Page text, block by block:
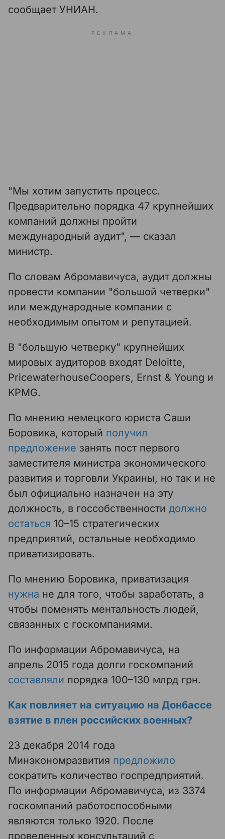
сообщает УНИАН.
РЕКЛАМА
"Мы хотим запустить процесс.
Предварительно порядка 47 крупнейших
компаний должны пройти
международный аудит", — сказал
министр.
По словам Абромавичуса, аудит должны
провести компании "большой четверки"
или международные компании с
необходимым опытом и репутацией.
В "большую четверку" крупнейших
мировых аудиторов входят Deloitte,
PricewaterhouseCoopers, Ernst & Young и
KPMG.
По мнению немецкого юриста Саши
Боровика, который получил
предложение занять пост первого
заместителя министра экономического
развития и торговли Украины, но так и не
был официально назначен на эту
должность, в госсобственности должно
остаться 10–15 стратегических
предприятий, остальные необходимо
приватизировать.
По мнению Боровика, приватизация
нужна не для того, чтобы заработать, а
чтобы поменять ментальность людей,
связанных с госкомпаниями.
По информации Абромавичуса, на
апрель 2015 года долги госкомпаний
составляли порядка 100–130 млрд грн.
Как повлияет на ситуацию на Донбассе
взятие в плен российских военных?
23 декабря 2014 года
Минэкономразвития предложило
сократить количество госпредприятий.
По информации Абромавичуса, из 3374
госкомпаний работоспособными
являются только 1920. После
проведенных консультаций с